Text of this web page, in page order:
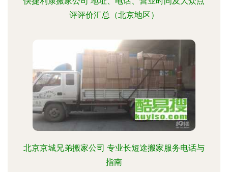
评评价汇总（北京地区）
北京京城兄弟搬家公司 专业长短途搬家服务电话与
指南